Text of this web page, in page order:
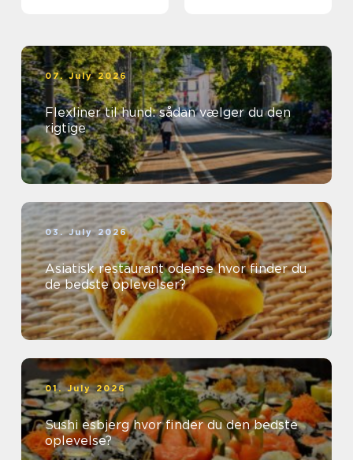
07. July 2026
Flexliner til hund: sådan vælger du den
rigtige
03. July 2026
Asiatisk restaurant odense hvor finder du
de bedste oplevelser?
01. July 2026
Sushi esbjerg hvor finder du den bedste
oplevelse?